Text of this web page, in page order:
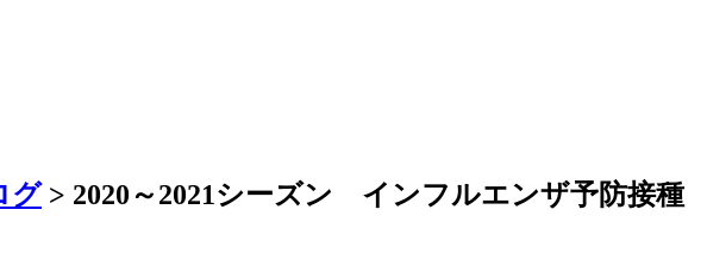
グ> 2020～2021シーズン インフルエンザ予防接種